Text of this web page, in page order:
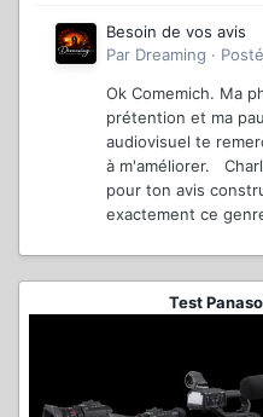
Besoin de vos avis
Par Dreaming ·
Ok Comemich. Ma
prétention et ma
audiovisuel te
à m'améliorer.
pour ton avis
exactement ce
Test